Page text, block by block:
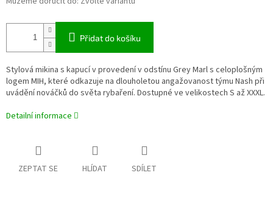
Přidat do košíku
Stylová mikina s kapucí v provedení v odstínu Grey Marl s celoplošným
logem MIH, které odkazuje na dlouholetou angažovanost týmu Nash při
uvádění nováčků do světa rybaření. Dostupné ve velikostech S až XXXL.
Detailní informace
ZEPTAT SE HLÍDAT SDÍLET